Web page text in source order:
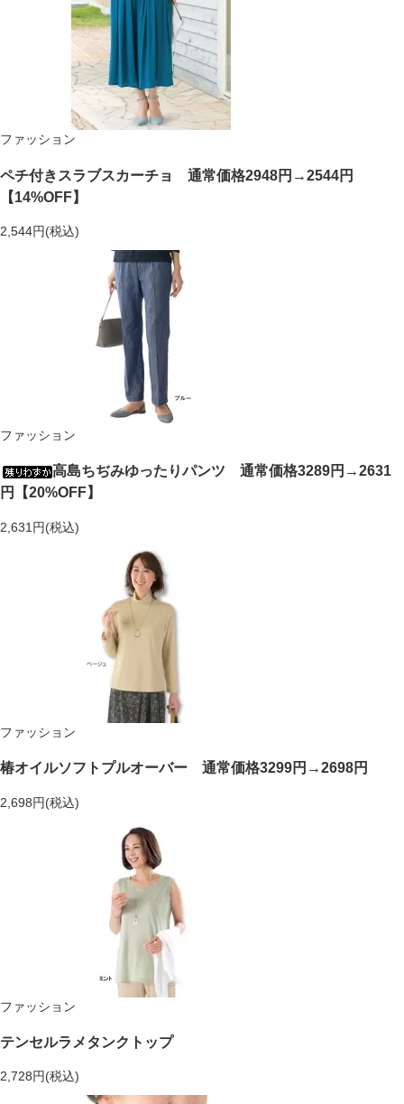
ファッション
ペチ付きスラブスカーチョ 通常価格2948円→2544円
【14%OFF】
2,544円(税込)
ファッション
高島ちぢみゆったりパンツ 通常価格3289円→2631
円【20%OFF】
2,631円(税込)
ファッション
椿オイルソフトプルオーバー 通常価格3299円→2698円
2,698円(税込)
ファッション
テンセルラメタンクトップ
2,728円(税込)